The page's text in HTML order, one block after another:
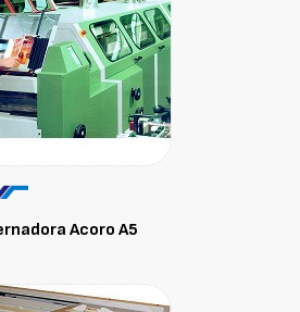
Acoro A5